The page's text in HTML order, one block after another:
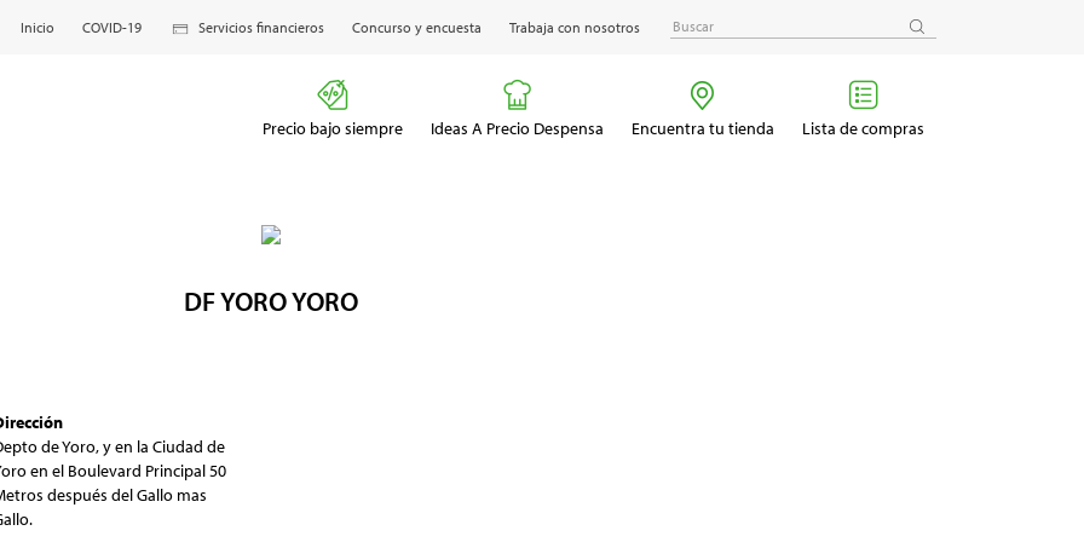
Inicio COVID-19 Servicios financieros Concurso y encuesta Trabaja con nosotros
Precio bajo siempre Ideas A Precio Despensa Encuentra tu tienda Lista de compras
DF YORO YORO
de Yoro, y en la Ciudad de
en el Boulevard Principal 50
después del Gallo mas